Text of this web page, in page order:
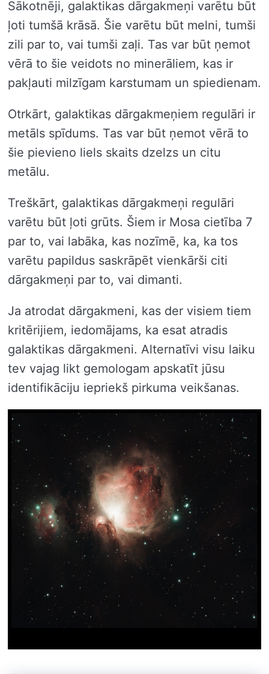
Sākotnēji, galaktikas dārgakmeņi varētu būt
ļoti tumšā krāsā. Šie varētu būt melni, tumši
zili par to, vai tumši zaļi. Tas var būt ņemot
vērā to šie veidots no minerāliem, kas ir
pakļauti milzīgam karstumam un spiedienam.
Otrkārt, galaktikas dārgakmeņiem regulāri ir
metāls spīdums. Tas var būt ņemot vērā to
šie pievieno liels skaits dzelzs un citu
metālu.
Treškārt, galaktikas dārgakmeņi regulāri
varētu būt ļoti grūts. Šiem ir Mosa cietība 7
par to, vai labāka, kas nozīmē, ka, ka tos
varētu papildus saskrāpēt vienkārši citi
dārgakmeņi par to, vai dimanti.
Ja atrodat dārgakmeni, kas der visiem tiem
kritērijiem, iedomājams, ka esat atradis
galaktikas dārgakmeni. Alternatīvi visu laiku
tev vajag likt gemologam apskatīt jūsu
identifikāciju iepriekš pirkuma veikšanas.